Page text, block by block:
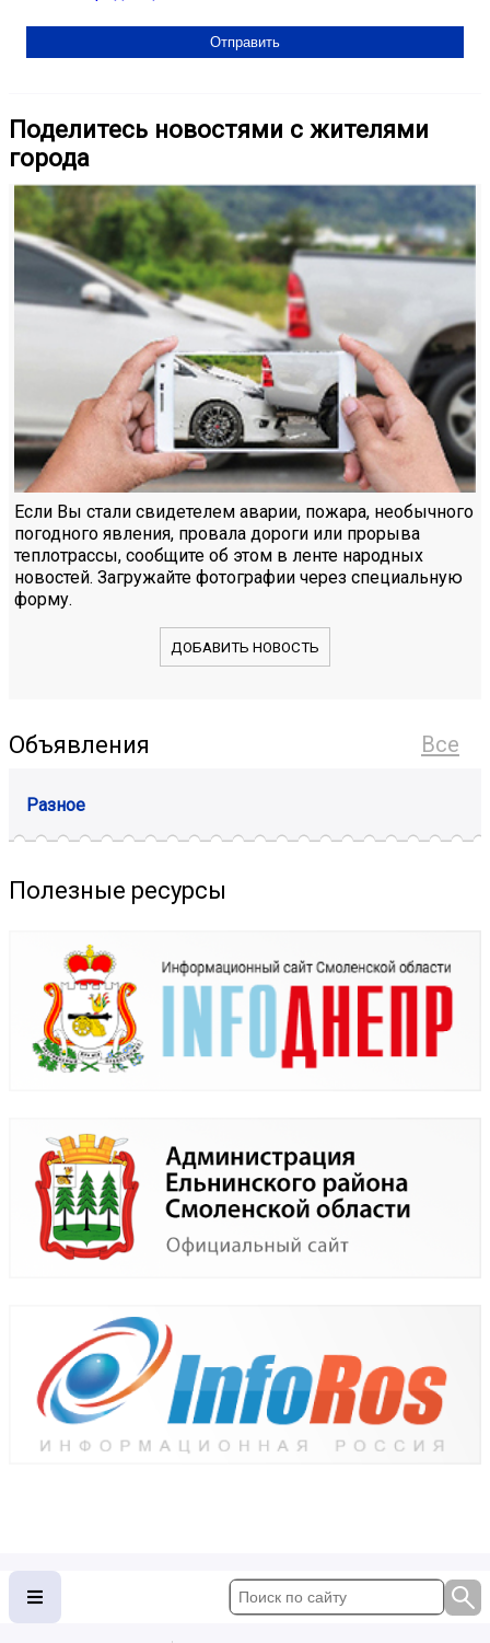
Поделитесь новостями с жителями
города
Если Вы стали свидетелем аварии, пожара, необычного
погодного явления, провала дороги или прорыва
теплотрассы, сообщите об этом в ленте народных
новостей. Загружайте фотографии через специальную
форму.
ДОБАВИТЬ НОВОСТЬ
Все
Объявления
Разное
Полезные ресурсы